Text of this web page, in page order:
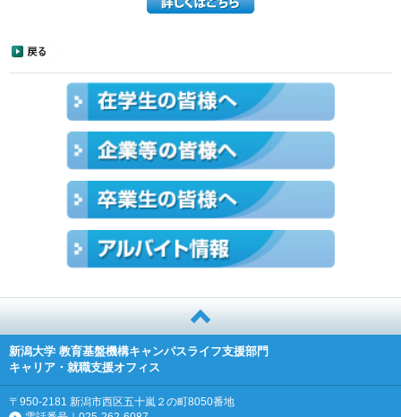
新潟大学 教育基盤機構キャンパスライフ支援部門
キャリア・就職支援オフィス
〒950-2181 新潟市西区五十嵐２の町8050番地